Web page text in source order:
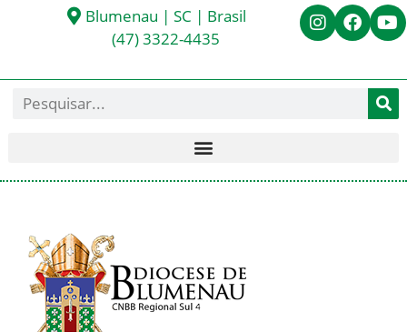
Blumenau | SC | Brasil
(47) 3322-4435